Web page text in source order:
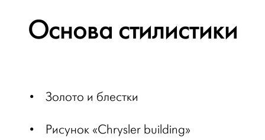
Основа стилистики
• Золото и блестки
• Рисунок «Chrysler building»